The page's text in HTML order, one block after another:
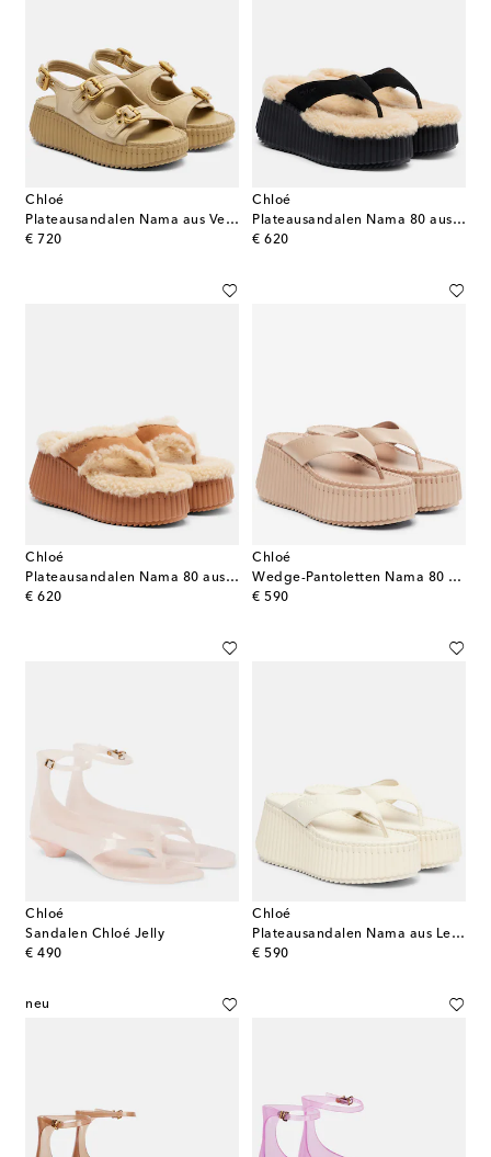
Chloé
Plateausandalen Nama aus Veloursleder
€ 720
original price
Chloé
Plateausandalen Nama 80 aus Veloursleder
€ 620
original price
Chloé
Plateausandalen Nama 80 aus Veloursleder
€ 620
original price
Chloé
Wedge-Pantoletten Nama 80 aus Leder
€ 590
original price
Chloé
Sandalen Chloé Jelly
€ 490
original price
Chloé
Plateausandalen Nama aus Leder
€ 590
original price
neu